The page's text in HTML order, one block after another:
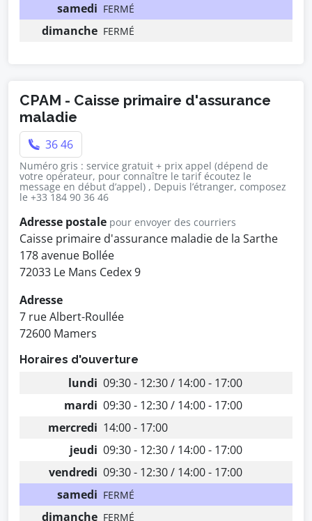
samedi FERMÉ
dimanche FERMÉ
CPAM - Caisse primaire d'assurance
maladie
36 46
Numéro gris : service gratuit + prix appel (dépend de
votre opérateur, pour connaître le tarif écoutez le
message en début d’appel) , Depuis l’étranger, composez
le +33 184 90 36 46
Adresse postale pour envoyer des courriers
Caisse primaire d'assurance maladie de la Sarthe
178 avenue Bollée
72033 Le Mans Cedex 9
Adresse
7 rue Albert-Roullée
72600 Mamers
Horaires d'ouverture
lundi 09:30 - 12:30 / 14:00 - 17:00
mardi 09:30 - 12:30 / 14:00 - 17:00
mercredi 14:00 - 17:00
jeudi 09:30 - 12:30 / 14:00 - 17:00
vendredi 09:30 - 12:30 / 14:00 - 17:00
samedi FERMÉ
dimanche FERMÉ